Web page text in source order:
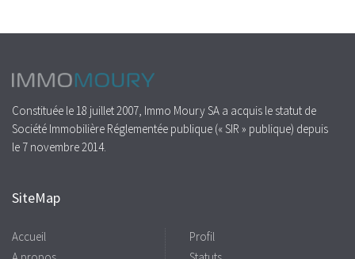
Constituée le 18 juillet 2007, Immo Moury SA a acquis le statut de
Société Immobilière Réglementée publique (« SIR » publique) depuis
le 7 novembre 2014.
SiteMap
Accueil
Profil